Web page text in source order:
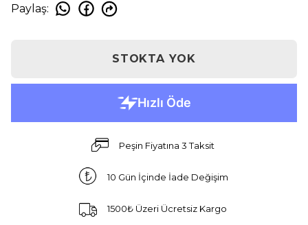
Paylaş:
STOKTA YOK
Peşin Fiyatına 3 Taksit
10 Gün İçinde İade Değişim
1500₺ Üzeri Ücretsiz Kargo